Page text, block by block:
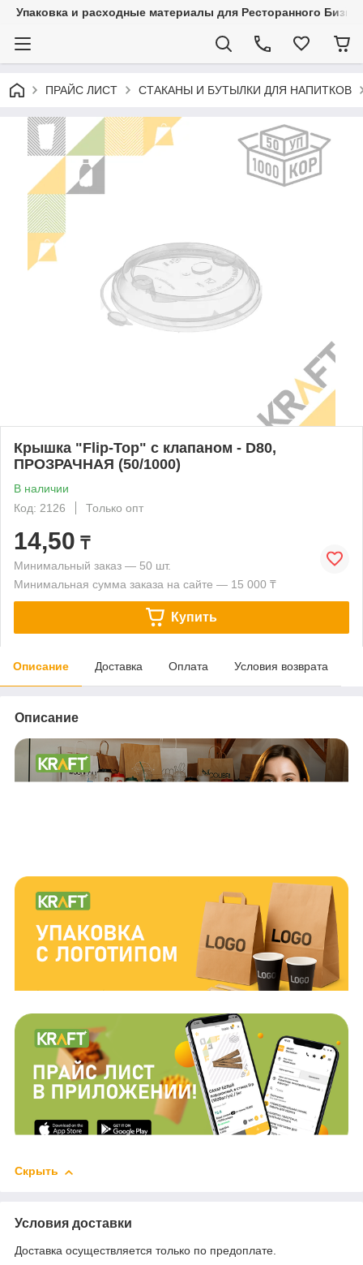
Упаковка и расходные материалы для Ресторанного
ПРАЙС ЛИСТ СТАКАНЫ И БУТЫЛКИ ДЛЯ НАПИТКОВ
Крышка "Flip-Top" с клапаном - D80,
ПРОЗРАЧНАЯ (50/1000)
В наличии
Код: 2126
Только опт
14,50 ₸
Минимальный заказ — 50 шт.
Минимальная сумма заказа на сайте — 15 000 ₸
Купить
Описание Доставка Оплата Условия возврата
Описание
Скрыть
Условия доставки
Доставка осуществляется только по предоплате.